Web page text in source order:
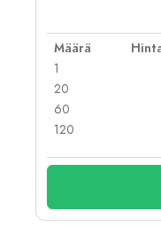
Määrä
1
20
60
120